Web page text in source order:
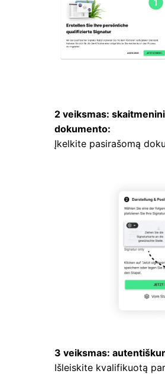
2 veiksmas:
dokumento:
Įkelkite pasirašomą
3 veiksmas:
Išleiskite kvalifikuotą